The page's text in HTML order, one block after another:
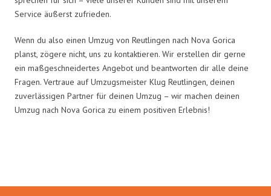
Service äußerst zufrieden.
Wenn du also einen Umzug von Reutlingen nach Nova Gorica
planst, zögere nicht, uns zu kontaktieren. Wir erstellen dir gerne
ein maßgeschneidertes Angebot und beantworten dir alle deine
Fragen. Vertraue auf Umzugsmeister Klug Reutlingen, deinen
zuverlässigen Partner für deinen Umzug – wir machen deinen
Umzug nach Nova Gorica zu einem positiven Erlebnis!